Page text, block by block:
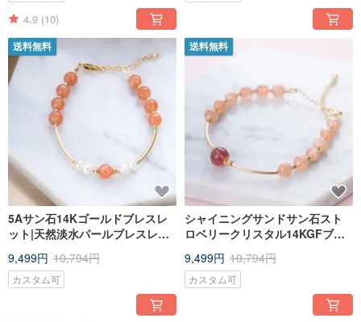
4.9 (10)
送料無料
5Aサン石14Kゴールドブレスレ
ット|天然淡水パールブレスレッ
9,499円 10,794円
カスタム可
送料無料
シャイニングサンドサン石スト
ロベリークリスタル14KGFブレ
14Kゴールドブレスレット
9,499円 10,794円
カスタム可